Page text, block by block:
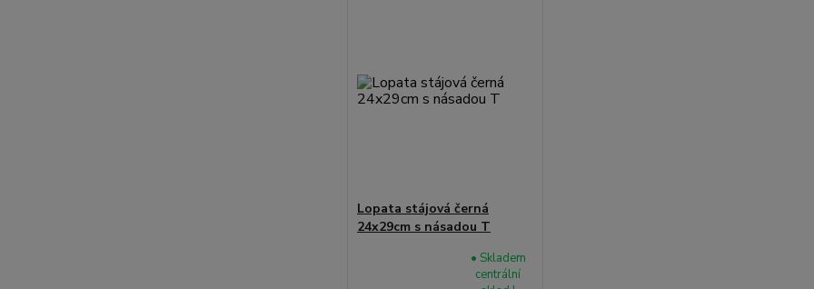
Lopata stájová černá
24x29cm s násadou T
• Skladem
centrální